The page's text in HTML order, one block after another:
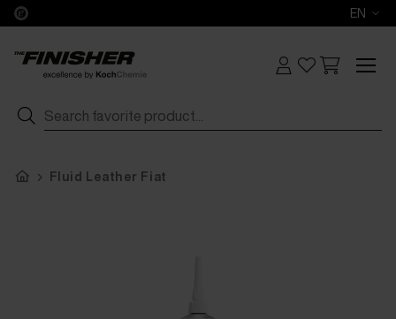
EN
Fluid Leather Fiat